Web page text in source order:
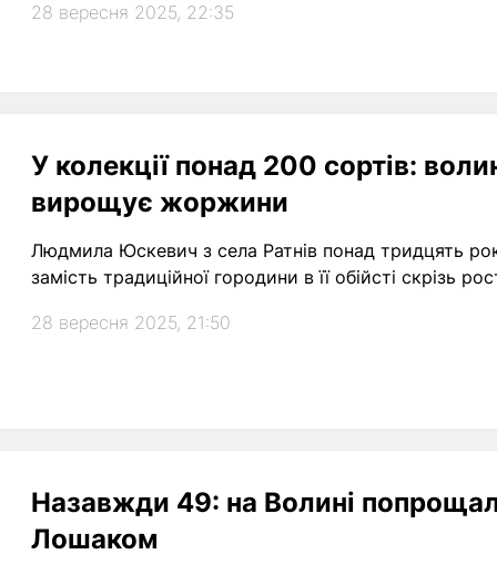
28 вересня 2025, 22:35
У колекції понад 200 сортів:
вирощує жоржини
Людмила Юскевич з села Ратнів понад тридцять
замість традиційної городини в її обійсті скрізь
28 вересня 2025, 21:50
Назавжди 49: на Волині
Лошаком